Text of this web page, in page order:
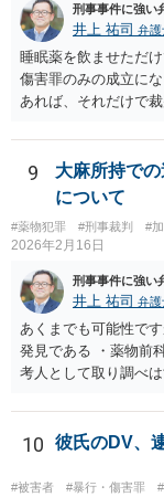
刑事事件に強い
井上 祐司 弁護
睡眠薬を飲ませただ
傷害罪のみの成立に
あれば、それだけで
9
大麻所持で
について
#薬物犯罪 #刑事裁判 #
2026年2月16日
刑事事件に強い
井上 祐司 弁護
あくまでも可能性で
発見である ・薬物前
考人として取り調べ
す。
10 彼氏のDV、
#被害者 #暴行・傷害罪